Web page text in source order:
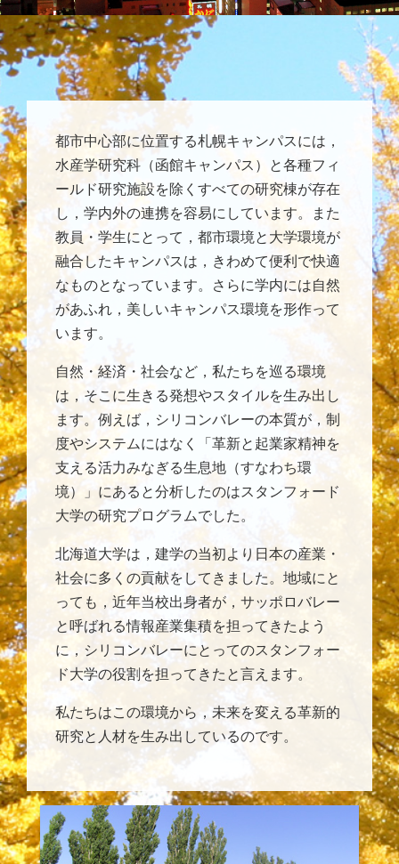
都市中心部に位置する札幌キャンパスには，
水産学研究科（函館キャンパス）と各種フィ
ールド研究施設を除くすべての研究棟が存在
し，学内外の連携を容易にしています。また
教員・学生にとって，都市環境と大学環境が
融合したキャンパスは，きわめて便利で快適
なものとなっています。さらに学内には自然
があふれ，美しいキャンパス環境を形作って
います。
自然・経済・社会など，私たちを巡る環境
は，そこに生きる発想やスタイルを生み出し
ます。例えば，シリコンバレーの本質が，制
度やシステムにはなく「革新と起業家精神を
支える活力みなぎる生息地（すなわち環
境）」にあると分析したのはスタンフォード
大学の研究プログラムでした。
北海道大学は，建学の当初より日本の産業・
社会に多くの貢献をしてきました。地域にと
っても，近年当校出身者が，サッポロバレー
と呼ばれる情報産業集積を担ってきたよう
に，シリコンバレーにとってのスタンフォー
ド大学の役割を担ってきたと言えます。
私たちはこの環境から，未来を変える革新的
研究と人材を生み出しているのです。